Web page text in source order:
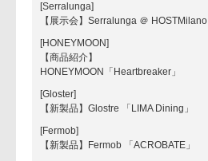
[Serralunga]
【展示会】Serralunga ＠ HOSTMilano
[HONEYMOON]
【商品紹介】
HONEYMOON「Heartbreaker」
[Gloster]
【新製品】Glostre 「LIMA Dining」
[Fermob]
【新製品】Fermob 「ACROBATE」